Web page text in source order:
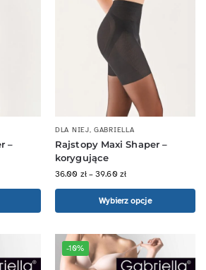
–
DLA NIEJ,GABRIELLA
Rajstopy Maxi Shaper –
korygujące
36.00 zł – 39.60 zł
Wybierz opcje
-10%